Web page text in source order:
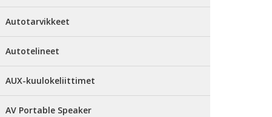
Autotarvikkeet
Autotelineet
AUX-kuulokeliittimet
AV Portable Speaker